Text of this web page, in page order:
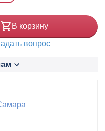
В корзину
вопрос